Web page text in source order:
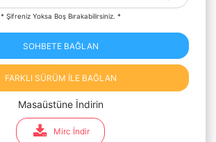
* Şifreniz Yoksa Boş Bırakabilirsiniz. *
SOHBETE BAĞLAN
FARKLI SÜRÜM İLE BAĞLAN
Masaüstüne İndirin
Mirc İndir